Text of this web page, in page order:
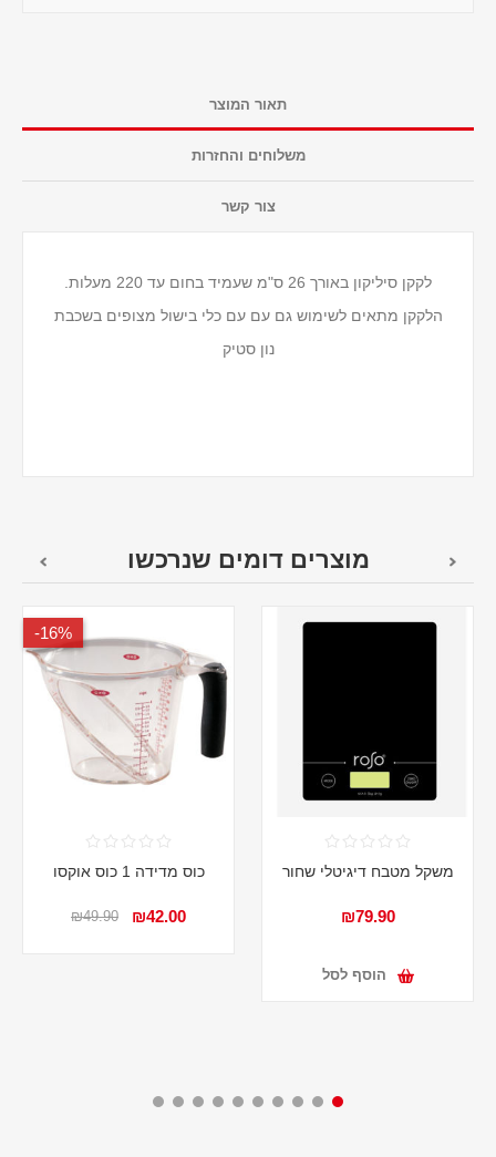
תאור המוצר
משלוחים והחזרות
צור קשר
לקקן סיליקון באורך 26 ס"מ שעמיד בחום עד 220 מעלות.
הלקקן מתאים לשימוש גם עם עם כלי בישול מצופים בשכבת
נון סטיק
מוצרים דומים שנרכשו
משקל מטבח דיגיטלי שחור
₪79.90
הוסף לסל
16%-
כוס מדידה 1 כוס אוקסו
₪42.00
₪49.90